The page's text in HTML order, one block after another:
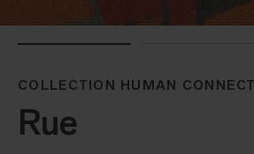
COLLECTION HUMAN
Rue